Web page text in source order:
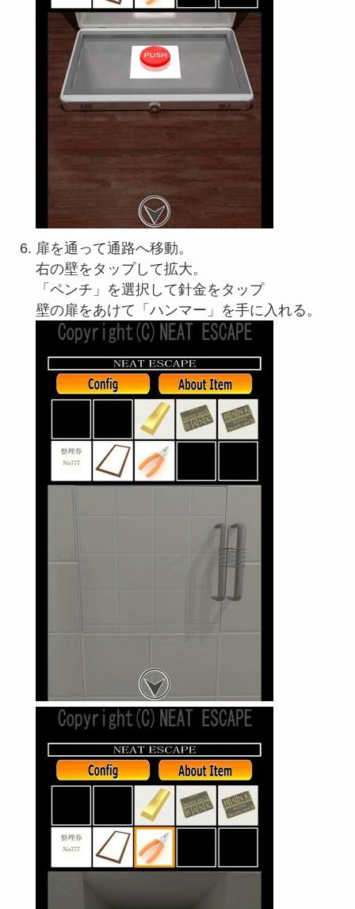
扉を通って通路へ移動。
右の壁をタップして拡大。
「ペンチ」を選択して針金をタップ
壁の扉をあけて「ハンマー」を手に入れる。